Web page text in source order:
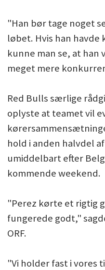
"Han bør tage noget
løbet. Hvis han havde
kunne man se, at han
meget mere
Red Bulls særlige
oplyste at teamet vil
hold i anden halvdel
umiddelbart efter
kommende weekend.
"Perez kørte et rigtig
fungerede godt,"
ORF.
"Vi holder fast i vores